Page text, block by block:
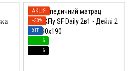
АКЦІЯ
−30%
ХІТ
6
6